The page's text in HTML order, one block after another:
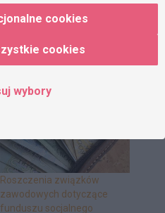
Roszczenia związków
zawodowych dotyczące
funduszu socjalnego
cookies
cookies
wybory